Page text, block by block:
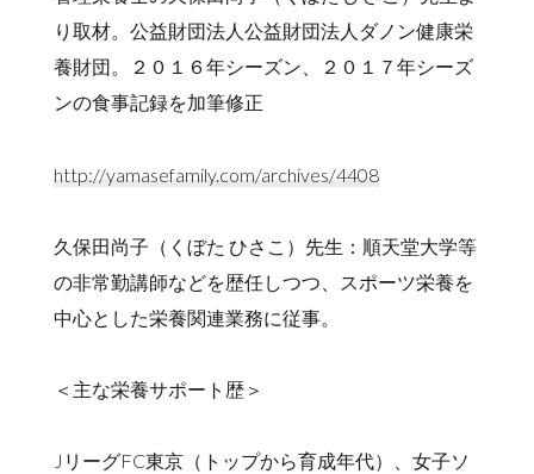
り取材。公益財団法人公益財団法人ダノン健康栄
養財団。２０１６年シーズン、２０１７年シーズ
ンの食事記録を加筆修正
http://yamasefamily.com/archives/4408
久保田尚子（くぼた ひさこ）先生：順天堂大学等
の非常勤講師などを歴任しつつ、スポーツ栄養を
中心とした栄養関連業務に従事。
＜主な栄養サポート歴＞
JリーグFC東京（トップから育成年代）、女子ソ